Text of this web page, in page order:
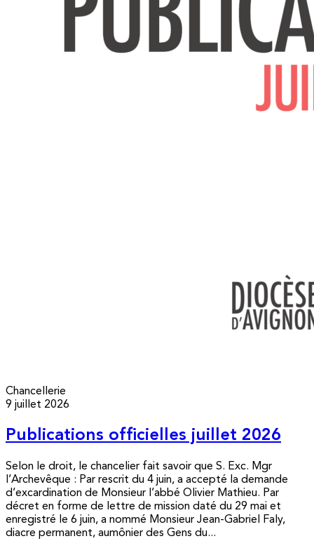
Chancellerie
9 juillet 2026
Publications officielles juillet 2026
Selon le droit, le chancelier fait savoir que S. Exc. Mgr
l’Archevêque : Par rescrit du 4 juin, a accepté la demande
d’excardination de Monsieur l’abbé Olivier Mathieu. Par
décret en forme de lettre de mission daté du 29 mai et
enregistré le 6 juin, a nommé Monsieur Jean-Gabriel Faly,
diacre permanent, aumônier des Gens du...